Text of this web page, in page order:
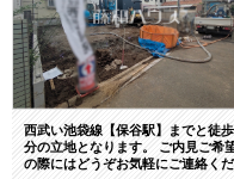
西武い池袋線【保谷駅】までと徒
分の立地となります。 ご内見ご希
の際にはどうぞお気軽にご連絡く